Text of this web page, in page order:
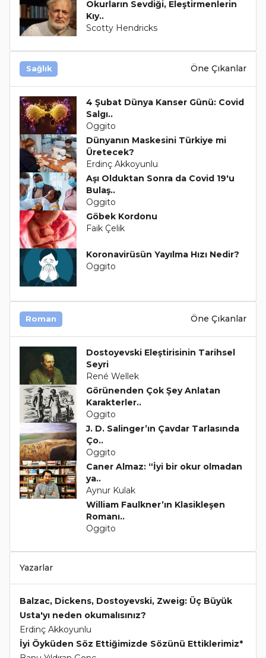
Okurların Sevdiği, Eleştirmenlerin
Kıy..
Scotty Hendricks
Sağlık Öne Çıkanlar
4 Şubat Dünya Kanser Günü: Covid
Salgı..
Oggito
Dünyanın Maskesini Türkiye mi
Üretecek?
Erdinç Akkoyunlu
Aşı Olduktan Sonra da Covid 19'u
Bulaş..
Oggito
Göbek Kordonu
Faik Çelik
Koronavirüsün Yayılma Hızı Nedir?
Oggito
Roman Öne Çıkanlar
Dostoyevski Eleştirisinin Tarihsel
Seyri
René Wellek
Görünenden Çok Şey Anlatan
Karakterler..
Oggito
J. D. Salinger’ın Çavdar Tarlasında
Ço..
Oggito
Caner Almaz: “İyi bir okur olmadan
ya..
Aynur Kulak
William Faulkner’ın Klasikleşen
Romanı..
Oggito
Yazarlar
Balzac, Dickens, Dostoyevski, Zweig: Üç Büyük
Usta'yı neden okumalısınız?
Erdinç Akkoyunlu
İyi Öyküden Söz Ettiğimizde Sözünü Ettiklerimiz*